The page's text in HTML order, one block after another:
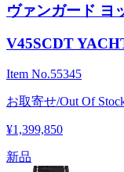
ヴァンガード ヨ
V45SCDT
Item No.55345
お取寄せ/Out Of
¥1,399,850
新品